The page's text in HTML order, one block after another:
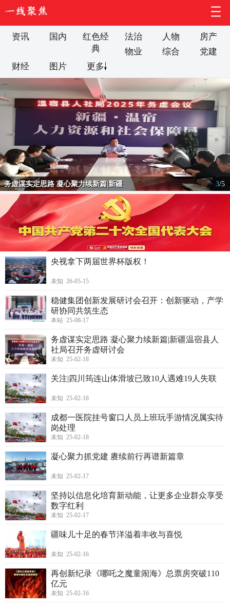
资讯 国内
红色经
典
法治 人物
房产
物业
综合
党建
财经
图片 更多
务虚谋实定思路 凝心聚力续新篇|新疆 3/5
央视拿下两届世界杯版权！
未知 26-05-15
稳健集团创新发展研讨会召开：创新驱动，产学
研协同共筑生态
本站 25-08-17
务虚谋实定思路 凝心聚力续新篇|新疆温宿县人
社局召开务虚研讨会
未知 25-02-18
关注|四川筠连山体滑坡已致10人遇难19人失联
未知 25-02-18
成都一医院挂号窗口人员上班玩手游情况属实待
岗处理
未知 25-02-18
凝心聚力抓党建 赓续前行再谱新篇章
未知 25-02-17
坚持以信息化培育新动能，让更多企业群众享受
数字红利
未知 25-02-17
疆味儿十足的春节洋溢着丰收与喜悦
未知 25-02-16
再创新纪录《哪吒之魔童闹海》总票房突破110
亿元
未知 25-02-16